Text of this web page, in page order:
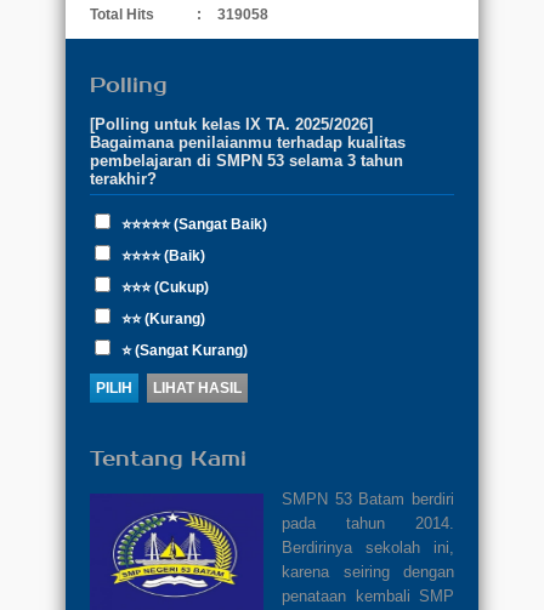
Total Hits
: 319058
Polling
[Polling untuk kelas IX TA. 2025/2026]
Bagaimana penilaianmu terhadap kualitas
pembelajaran di SMPN 53 selama 3 tahun
terakhir?
⭐⭐⭐⭐⭐ (Sangat Baik)
⭐⭐⭐⭐ (Baik)
⭐⭐⭐ (Cukup)
⭐⭐ (Kurang)
⭐ (Sangat Kurang)
Tentang Kami
SMPN 53 Batam berdiri
pada tahun 2014.
Berdirinya sekolah ini,
karena seiring dengan
penataan kembali SMP